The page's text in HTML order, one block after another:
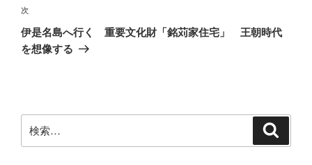
ビ
ゲ
ー
稿
次
の
投
次
伊是名島へ行く 重要文化財「銘苅家住宅」 王朝時代
を想像する
索: